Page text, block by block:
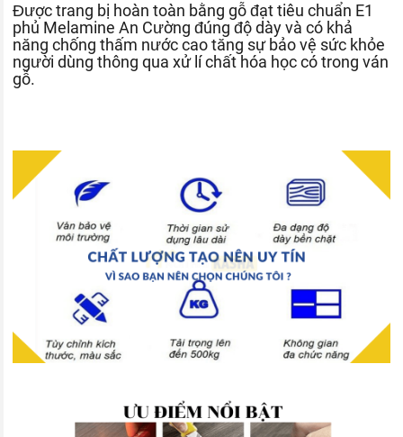
Được trang bị hoàn toàn bằng gỗ đạt tiêu chuẩn E1
phủ Melamine An Cường đúng độ dày và có khả
năng chống thấm nước cao tăng sự bảo vệ sức khỏe
người dùng thông qua xử lí chất hóa học có trong ván
gỗ.